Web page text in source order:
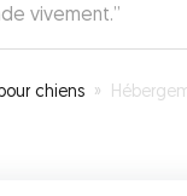
vivement.”
chiens » Hébergement